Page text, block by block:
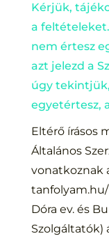
Kérjük,
a
nem értesz
azt jelezd a
úgy
egyetértesz,
Eltérő írásos
Általános
vonatkoznak
Dóra ev. és
Szolgáltatók)